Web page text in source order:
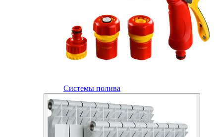
Системы полива